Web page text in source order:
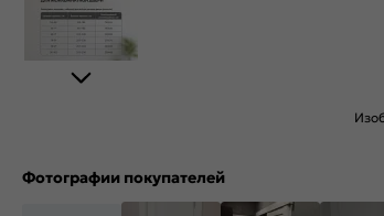
Фотографии покупателей